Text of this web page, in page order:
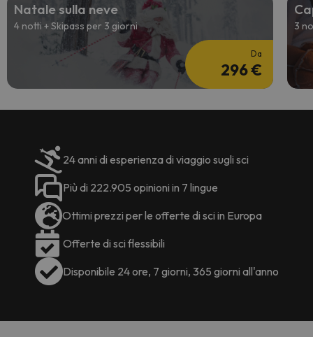
Natale sulla neve
4 notti + Skipass per 3 giorni
Da
296 €
3
24 anni di esperienza di viaggio sugli sci
Più di 222.905 opinioni in 7 lingue
Ottimi prezzi per le offerte di sci in Europa
Offerte di sci flessibili
Disponibile 24 ore, 7 giorni, 365 giorni all'anno